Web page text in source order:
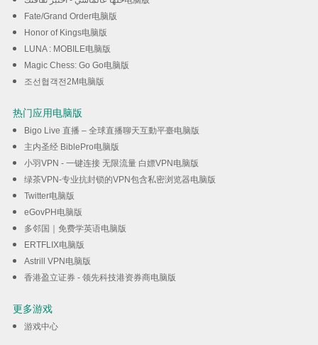
Fate/Grand Order电脑版
Honor of Kings电脑版
LUNA : MOBILE电脑版
Magic Chess: Go Go电脑版
조선협객전2M电脑版
热门应用电脑版
Bigo Live 直播 – 全球直播聊天互動平臺电脑版
主内圣经 BiblePro电脑版
小羽VPN - 一键连接 无限流量 白嫖VPN电脑版
绿茶VPN-专业抗封锁的VPN包含私密浏览器电脑版
Twitter电脑版
eGovPH电脑版
多邻国｜免费学英语电脑版
ERTFLIX电脑版
Astrill VPN电脑版
香港盈立证券 - 领先科技港资券商电脑版
更多游戏
游戏中心